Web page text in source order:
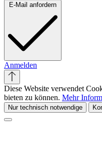
E-Mail anfordern
Anmelden
Diese Website verwendet
bieten zu können. Mehr
Nur technisch notwendige